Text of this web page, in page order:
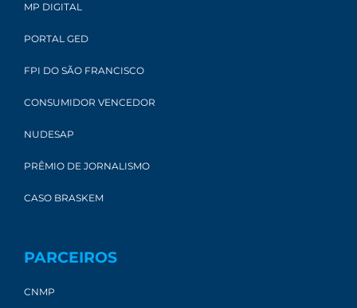
MP DIGITAL
PORTAL GED
FPI DO SÃO FRANCISCO
CONSUMIDOR VENCEDOR
NUDESAP
PRÊMIO DE JORNALISMO
CASO BRASKEM
PARCEIROS
CNMP